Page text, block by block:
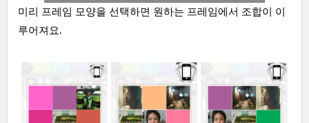
미리 프레임 모양을 선택하면 원하는 프레임에서 조합이 이
루어져요.